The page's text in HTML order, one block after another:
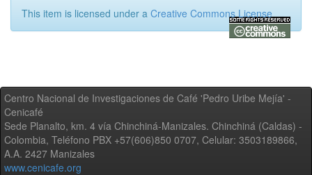
This item is licensed under a Creative Commons License
Centro Nacional de Investigaciones de Café 'Pedro Uribe Mejía' -
Cenicafé
Sede Planalto, km. 4 vía Chinchiná-Manizales. Chinchiná (Caldas) -
Colombia, Teléfono PBX +57(606)850 0707, Celular: 3503189866,
A.A. 2427 Manizales
www.cenicafe.org